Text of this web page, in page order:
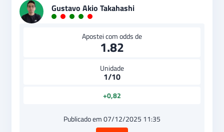
Gustavo Akio Takahashi
Apostei com odds de
1.82
Unidade
1/10
+0,82
Publicado em 07/12/2025 11:35